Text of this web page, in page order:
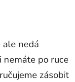
ale nedá
nemáte po ruce
zásobit